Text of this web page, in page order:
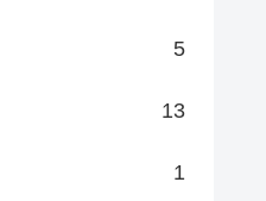
5
13
1